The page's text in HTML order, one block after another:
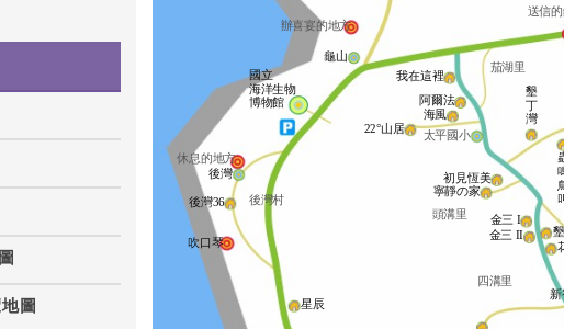
圖
送信
寧靜の家
太平國小
茄湖里
四溝里
辦喜宴的地方
龜山
國立
海洋生物
博物館
休息的地方
後灣
後灣36 後灣村
吹口琴
星辰
墾
丁
灣
初見恆美
22°山居
阿爾法
新
金三 I
金三 II
頭溝里
海風
我在這裡